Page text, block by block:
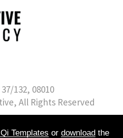
Templates or download the
132, 08010
, All Rights Reserved